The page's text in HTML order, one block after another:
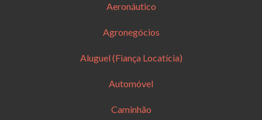
Aeronáutico
Agronegócios
Aluguel (Fiança Locatícia)
Automóvel
Caminhão